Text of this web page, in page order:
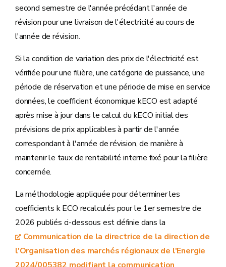
second semestre de l'année précédant l'année de
révision pour une livraison de l'électricité au cours de
l'année de révision.
Si la condition de variation des prix de l'électricité est
vérifiée pour une filière, une catégorie de puissance, une
période de réservation et une période de mise en service
données, le coefficient économique kECO est adapté
après mise à jour dans le calcul du kECO initial des
prévisions de prix applicables à partir de l'année
correspondant à l'année de révision, de manière à
maintenir le taux de rentabilité interne fixé pour la filière
concernée.
La méthodologie appliquée pour déterminer les
coefficients k ECO recalculés pour le 1er semestre de
2026 publiés ci-dessous est définie dans la
Communication de la directrice de la direction de
l'Organisation des marchés régionaux de l'Energie